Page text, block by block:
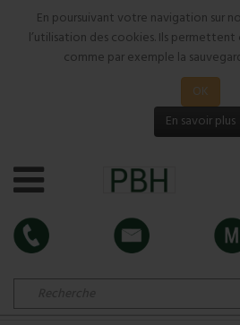
En poursuivant votre navigation sur
l’utilisation des cookies. Ils
comme par exemple la
OK
En savoir plus